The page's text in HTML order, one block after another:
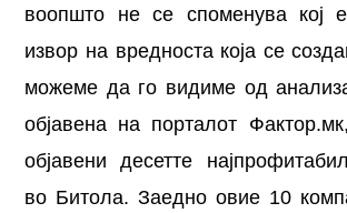
воопшто не се споменува кој е
извор на вредноста која се
можеме да го видиме од
објавена на порталот
објавени десетте
во Битола. Заедно овие 10